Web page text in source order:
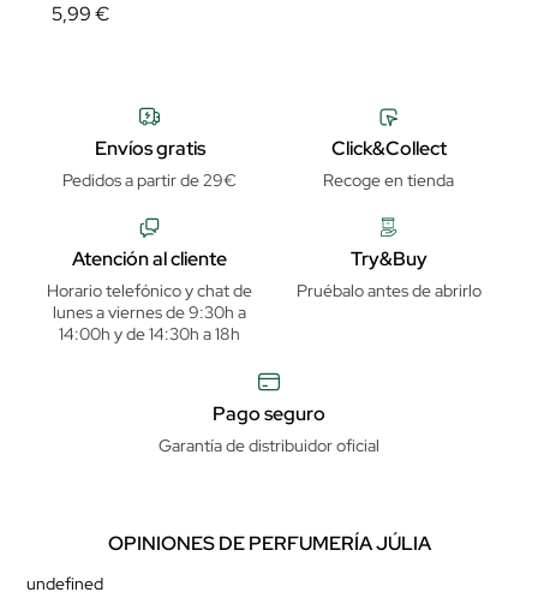
5,99 €
Envíos gratis
Pedidos a partir de 29€
Click&Collect
Recoge en tienda
Atención al cliente
Horario telefónico y chat de
lunes a viernes de 9:30h a
14:00h y de 14:30h a 18h
Try&Buy
Pruébalo antes de abrirlo
Pago seguro
Garantía de distribuidor oficial
OPINIONES DE PERFUMERÍA JÚLIA
undefined